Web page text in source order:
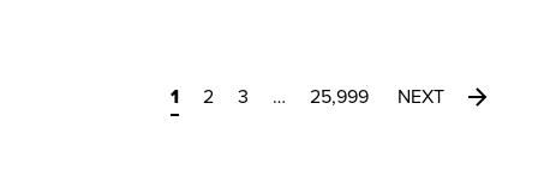
1 2 3 … 25,999 NEXT